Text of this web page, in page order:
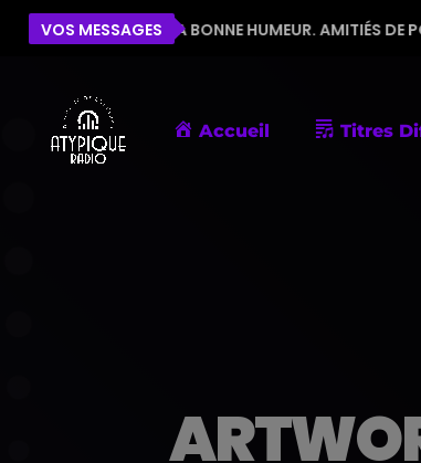
VOS MESSAGES
POUR LA BONNE HUMEUR. AMITIÉS DE PORNIC
Accueil Titres